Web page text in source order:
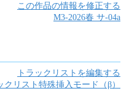
この作品の情報を修正する
M3-2026春 サ-04a
トラックリストを編集する
クリスト特殊挿入モード（β）